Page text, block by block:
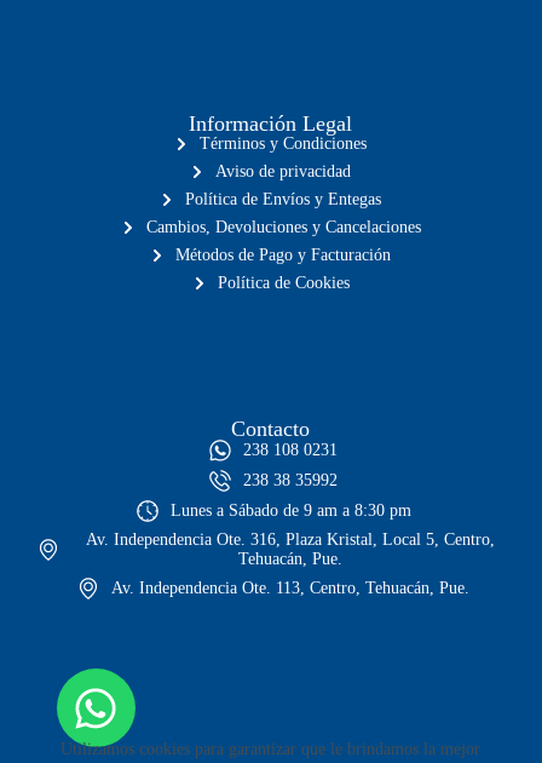
Utilizamos cookies para garantizar que le brindamos la mejor
Información Legal
Términos y Condiciones
Aviso de privacidad
Política de Envíos y Entegas
Cambios, Devoluciones y Cancelaciones
Métodos de Pago y Facturación
Política de Cookies
Contacto
238 108 0231
238 38 35992
Lunes a Sábado de 9 am a 8:30 pm
Av. Independencia Ote. 316, Plaza Kristal, Local 5, Centro,
Tehuacán, Pue.
Av. Independencia Ote. 113, Centro, Tehuacán, Pue.